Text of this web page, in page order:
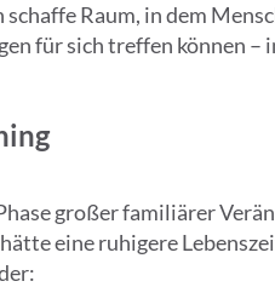
Raum, in dem
für sich treffen können –
großer familiärer
eine ruhigere